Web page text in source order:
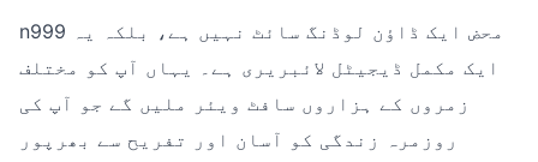
n999 محض ایک ڈاؤن لوڈنگ سائٹ نہیں ہے، بلکہ یہ
ایک مکمل ڈیجیٹل لائبریری ہے۔ یہاں آپ کو مختلف
زمروں کے ہزاروں سافٹ ویئر ملیں گے جو آپ کی
روزمرہ زندگی کو آسان اور تفریح سے بھرپور